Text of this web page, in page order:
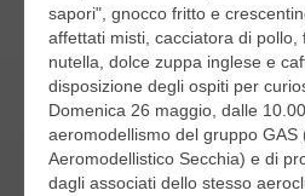
sapori", gnocco fritto e
affettati misti, cacciatora di pollo,
nutella, dolce zuppa inglese e
disposizione degli ospiti per
Domenica 26 maggio, dalle
aeromodellismo del gruppo GAS
Aeromodellistico Secchia) e di
dagli associati dello stesso